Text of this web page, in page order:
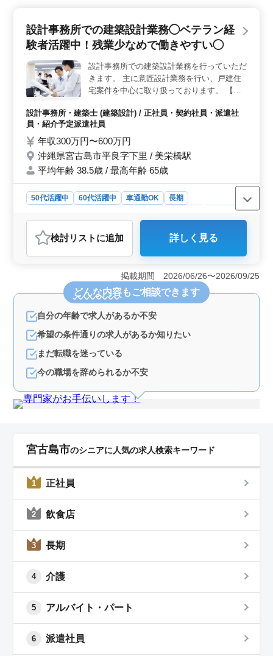
設計事務所での建築設計業務◯ベテラン経
験者活躍中！残業少なめで働きやすい◯
設計事務所での建築設計業務を行っていただ
きます。 主に意匠設計業務を行い、戸建住
宅案件を中心に取り扱っております。 【業
ランニング ・基本設計、実施設計、積算 ・
確認申請、各種書類作成、施工会社選定、設
計監理 等 ・CAD操作あり ◯備考 ＊作業着
支給 ＊交通費全額支給、マイカー通勤OK
＊残業少なめ、長期休暇各種完備 50代、60
代以上の方も活躍中 皆様のご応募、お待ち
設計事務所・建築士 (建築設計) / 正社員・契約社員・派遣社
員・紹介予定派遣社員
年収300万円〜600万円
沖縄県宮古島市平良字下里 / 美栄橋駅
平均年齢 38.5歳 / 最高年齢 65歳
50代活躍中 60代活躍中 車通勤OK
長期
派遣社員
設計事務所・建築士
おすすめポイント
＜ベテラン経験者活躍＞ 豊富な経験を持つ方々が活躍
できる環境を整えています。長年のキャリアを活かし、
高度な建築設計業務に携わるチャンスです。また、50代
や60代以上の方も多く在籍し、幅広い年齢層が活動して
います。 ＜残業少なめ＞ 残業は少なめに抑えられ
ており、プライベートな時間を大切にできます。長期休
暇の取得も柔軟であり、ワークライフバランスが充実し
ています。また、車通勤も可能で、通勤ストレスを軽減
します。 ＜働きやすい環境＞ 設計事務所での建築
ます。交通費の支給や駐車場の完備など、働きやすい環
ルアップを目指しましょう。
検討リスト に追加 詳しく見る
掲載期間 2026/06/26〜2026/09/25
どんな内容もご相談できます
自分の年齢で求人があるか不安
希望の条件通りの求人があるか知りたい
まだ転職を迷っている
今の職場を辞められるか不安
宮古島市のシニアに人気の求人検索キーワード
1 正社員
2 飲食店
3 長期
4 介護
5 アルバイト・パート
6 派遣社員